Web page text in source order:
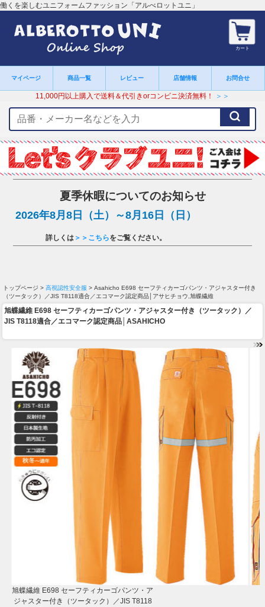
働くを楽しむユニフォームファッション「アルべロットユニ」
カート
マイページ 商品一覧 レビュー 店舗情報 お問合せ
11,000円以上購入で送料＆代引きorコンビニ決済無料！ ＞＞
ー
ワ
ー
ド
夏季休暇についてのお知らせ
2026年8月8日（土）～8月16日（日）
詳しくは ＞＞こちらをご覧ください。
トップページ > 高視認性安全服 > Asahicho E698 セーフティカーゴパンツ・アジャスター付き
（ツータック）／JIS T8118適合／エコマーク認定商品│アサヒチョウ,旭蝶繊維
旭蝶繊維 E698 セーフティカーゴパンツ・アジャスター付き（ツータック）／
JIS T8118適合／エコマーク認定商品│ASAHICHO
旭蝶繊維 E698 セーフティカーゴパンツ・ア
ジャスター付き（ツータック）／JIS T8118